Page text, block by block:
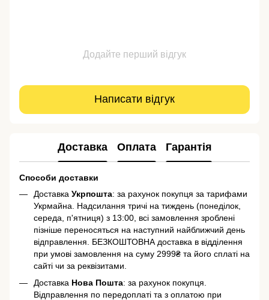
Додайте перший відгук
Написати відгук
Доставка Оплата Гарантія
Способи доставки
Доставка Укрпошта: за рахунок покупця за тарифами
Укрмайна. Надсилання тричі на тиждень (понеділок,
середа, п'ятниця) з 13:00, всі замовлення зроблені
пізніше переносяться на наступний найближчий день
відправлення. БЕЗКОШТОВНА доставка в відділення
при умові замовлення на суму 2999₴ та його сплаті на
сайті чи за реквізитами.
Доставка Нова Пошта: за рахунок покупця.
Відправлення по передоплаті та з оплатою при